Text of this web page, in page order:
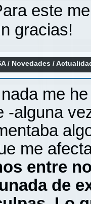
este
gracias!
/ Novedades /
me
-alguna
me
entre
de